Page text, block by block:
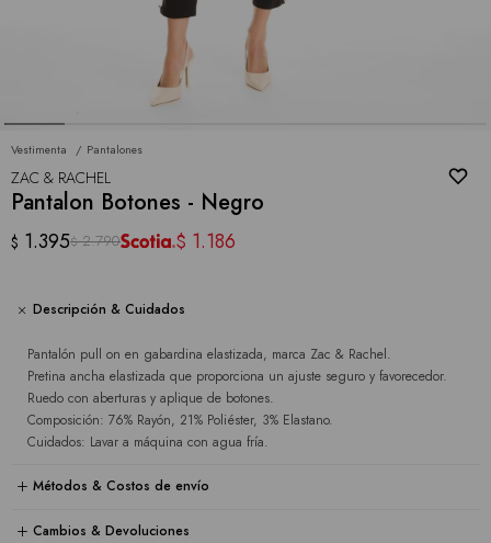
Vestimenta Pantalones
ZAC & RACHEL
Pantalon Botones - Negro
$ 1.395$ 2.790 $ 1.186
Descripción & Cuidados
Pantalón pull on en gabardina elastizada, marca Zac & Rachel.
Pretina ancha elastizada que proporciona un ajuste seguro y favorecedor.
Ruedo con aberturas y aplique de botones.
Composición: 76% Rayón, 21% Poliéster, 3% Elastano.
Cuidados: Lavar a máquina con agua fría.
Métodos & Costos de envío
Cambios & Devoluciones